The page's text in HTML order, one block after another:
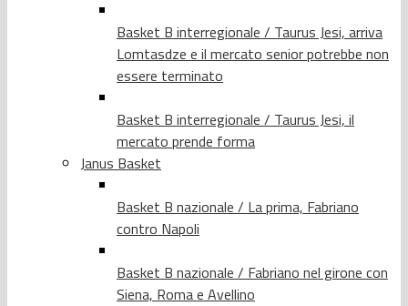
Basket B interregionale / Taurus Jesi, arriva
Lomtasdze e il mercato senior potrebbe non
essere terminato
Basket B interregionale / Taurus Jesi, il
mercato prende forma
Janus Basket
Basket B nazionale / La prima, Fabriano
contro Napoli
Basket B nazionale / Fabriano nel girone con
Siena, Roma e Avellino